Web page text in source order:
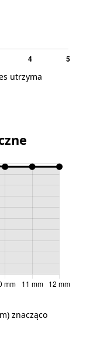
utrzyma
znacząco